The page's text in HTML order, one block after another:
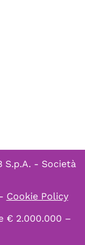
S.p.A. - Società
Cookie Policy
€ 2.000.000 –